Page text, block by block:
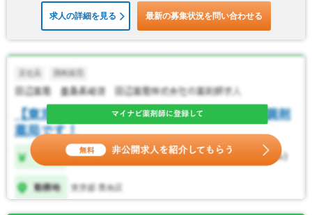
求人の詳細を見る 最新の募集状況を問い合わせる